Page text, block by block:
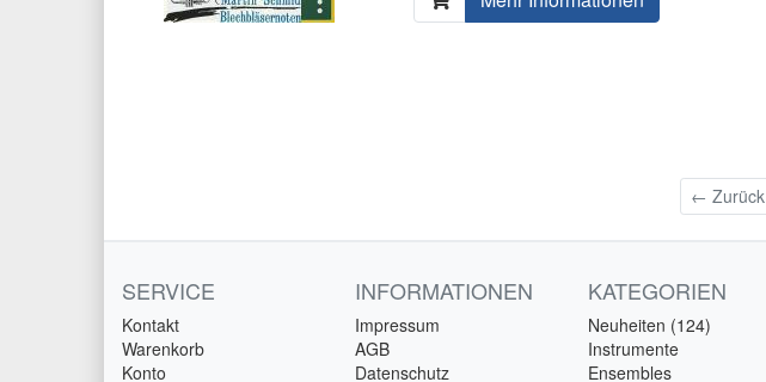
← Zurück
SERVICE
Kontakt
Warenkorb
Konto
INFORMATIONEN
Impressum
AGB
Datenschutz
KATEGORIEN
Neuheiten (124)
Instrumente
Ensembles